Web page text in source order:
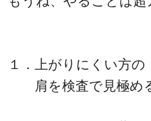
１．上がりにくい方の
肩を検査で見極め